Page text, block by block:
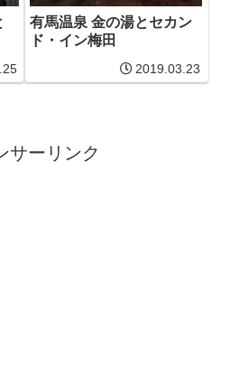
有馬温泉 金の湯とセカン
ド・イン梅田
2019.03.23
サーリンク